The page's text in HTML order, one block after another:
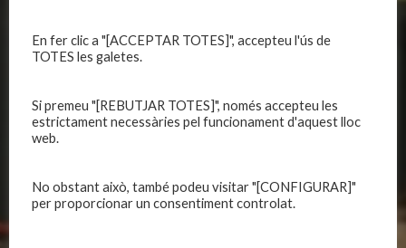
Organització
Publicacions
Política de privadesa
Política de galetes
Primer equip femení
C.E. El Vilar
En fer clic a "[ACCEPTAR TOTES]", accepteu l'ús de
TOTES les galetes.
Si premeu "[REBUTJAR TOTES]", només accepteu les
estrictament necessàries pel funcionament d'aquest lloc
web.
No obstant això, també podeu visitar "[CONFIGURAR]"
per proporcionar un consentiment controlat.